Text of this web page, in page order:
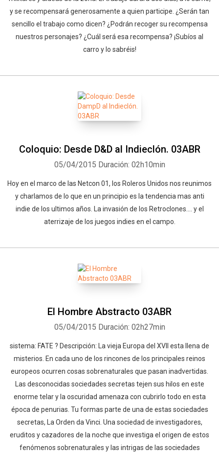
y se recompensará generosamente a quien participe. ¿Serán tan
sencillo el trabajo como dicen? ¿Podrán recoger su recompensa
nuestros personajes? ¿Cuál será esa recompensa? ¡Subíos al
carro y lo sabréis!
Coloquio: Desde D&D al Indieclón. 03ABR
05/04/2015 Duración: 02h10min
Hoy en el marco de las Netcon 01, los Roleros Unidos nos reunimos
y charlamos de lo que en un principio es la tendencia mas anti
indie de los ultimos años. La invasión de los Retroclones.... y el
aterrizaje de los juegos indies en el campo.
El Hombre Abstracto 03ABR
05/04/2015 Duración: 02h27min
sistema: FATE ? Descripción: La vieja Europa del XVII esta llena de
misterios. En cada uno de los rincones de los principales reinos
europeos ocurren cosas sobrenaturales que pasan inadvertidas.
Las desconocidas sociedades secretas tejen sus hilos en este
enorme telar y la oscuridad amenaza con cubrirlo todo en esta
época de penurias. Tu formas parte de una de estas sociedades
secretas, La Orden da Vinci. Una sociedad de investigadores,
eruditos y cazadores de la noche que investiga el origen de estos
fenómenos sobrenaturales y las intrigas de las sociedades